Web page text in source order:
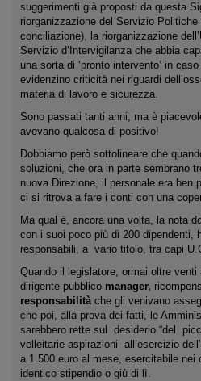
suggerimenti già proposti da questa
riorganizzazione del Servizio
conciliazione), la riorganizzazione
Servizio d’Intervigilanza che abbia
una sorta di ‘pronto intervento’ in
evidenzino criticità nei riguardi
materia di lavoro e sicurezza.
Sono passati tanti anni, ma è
avevano qualcosa di positivo!
Dobbiamo però sottolineare che
soluzioni, che ora in parte sembrano
nuova Direzione, il personale era ben
ci si ritrova a fare i conti con una
Ma qual è, ancora una volta, la nota
con i suoi poco più di 200 dipendenti,
responsabili, a vario titolo, tra capi
Quando il legislatore, ormai oltre venti
dirigente pubblico manager,
responsabilitàche gli venivano
che poi, alla prova dei fatti, le
sarebbero rette sul desiderio “del
velleitarie aspirazioni all’esercizio
a 1.500 euro al mese, esercitabile
identico stipendio o giù di lì.